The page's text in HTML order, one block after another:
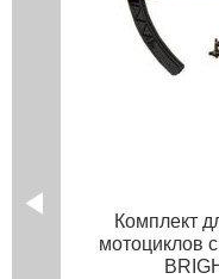
Комплект
мотоциклов